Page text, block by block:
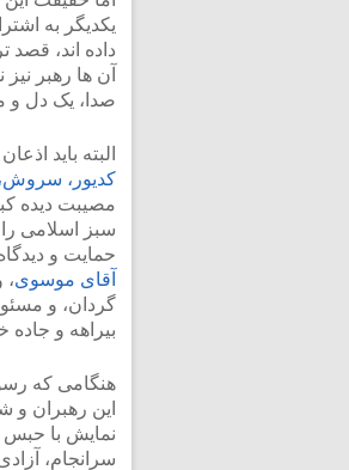
یکدیگر به
داده اند، قصد
آن ها رهبر
صدا، یک دل و
البته باید
کدیور، سروش،
مصیبت دیده
سبز اسلامی
حمایت و
آقای موسوی،
گردان، و
بیراهه و جاده
هنگامی که
این رهبران و
نمایش با
سرانجام،